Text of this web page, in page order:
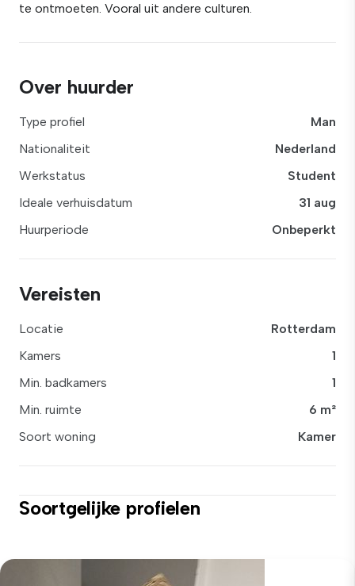
te ontmoeten. Vooral uit andere culturen.
Over huurder
Type profiel
Man
Nationaliteit
Nederland
Werkstatus
Student
Ideale verhuisdatum
31 aug
Huurperiode
Onbeperkt
Vereisten
Locatie
Rotterdam
Kamers
1
Min. badkamers
1
Min. ruimte
6 m²
Soort woning
Kamer
Soortgelijke profielen